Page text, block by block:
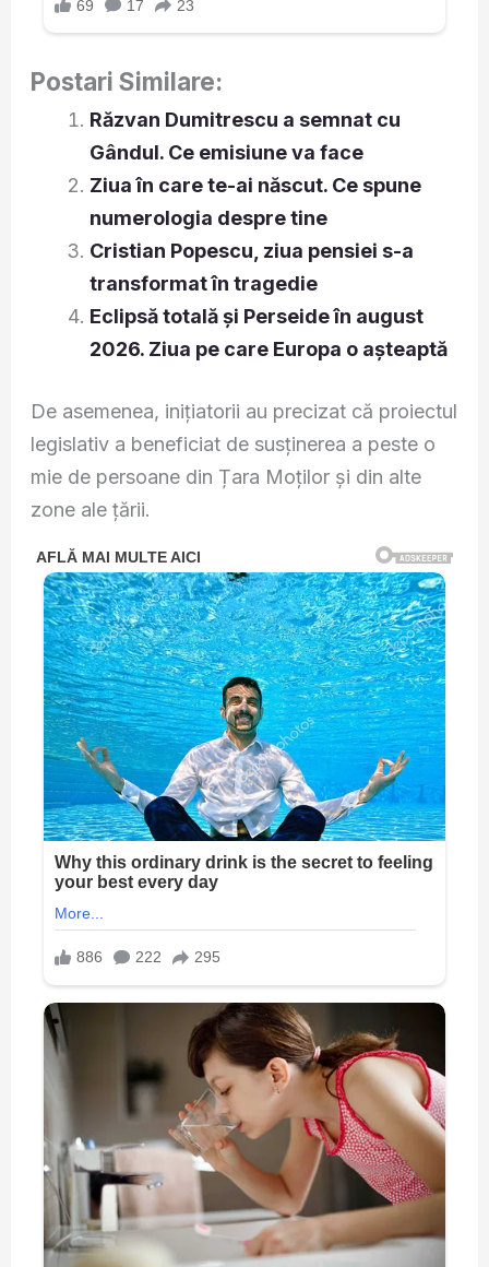
Postari Similare:
Răzvan Dumitrescu a semnat cu
Gândul. Ce emisiune va face
Ziua în care te-ai născut. Ce spune
numerologia despre tine
Cristian Popescu, ziua pensiei s-a
transformat în tragedie
Eclipsă totală și Perseide în august
2026. Ziua pe care Europa o așteaptă
De asemenea, inițiatorii au precizat că proiectul
legislativ a beneficiat de susținerea a peste o
mie de persoane din Țara Moților și din alte
zone ale țării.